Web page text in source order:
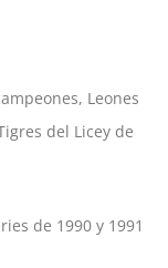
Leones
del Licey de
de 1990 y 1991